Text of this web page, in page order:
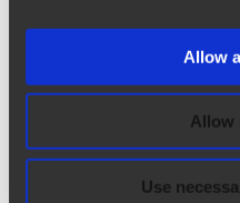
Allow
Allow
Use